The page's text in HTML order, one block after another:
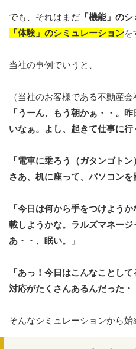
でも、それはまだ 「機能」の
「体験」のシミュレーションを
当社の事例でいうと、
（当社のお客様である不動産
「うーん、もう朝かぁ・・。
いなぁ。よし、起きて仕事に行
「電車に乗ろう（ガタンゴト
さあ、机に座って、パソコンを
「今日は何から手をつけよう
載しようかな。ラルズマネー
あ・・、眠い。」
「あっ！今日はこんなことし
対応がたくさんあるんだった・
そんなシミュレーションから始